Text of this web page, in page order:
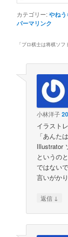
カテゴリー:やね
パーマリンク
「プロ棋士は将棋ソフ
小林洋子
イラスト
「あんた
Illustrator
というの
ではない
言いがか
返信 ↓